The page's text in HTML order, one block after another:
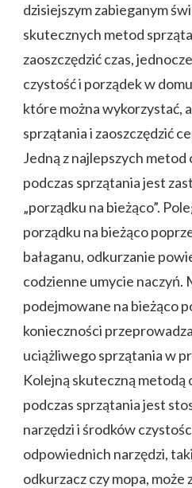
dzisiejszym zabieganym
skutecznych metod
zaoszczędzić czas,
czystość i porządek w
które można wykorzystać,
sprzątania i zaoszczędzić
Jedną z najlepszych metod
podczas sprzątania jest
„porządku na bieżąco”.
porządku na bieżąco
bałaganu, odkurzanie
codzienne umycie naczyń.
podejmowane na bieżąco
konieczności
uciążliwego sprzątania w
Kolejną skuteczną metodą
podczas sprzątania jest
narzędzi i środków
odpowiednich narzędzi,
odkurzacz czy mopa,